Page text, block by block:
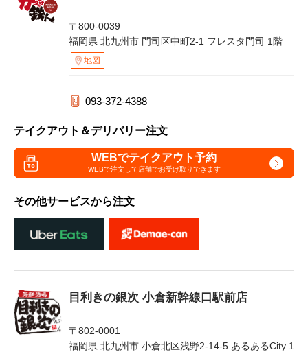
〒800-0039
福岡県 北九州市 門司区中町2-1 フレスタ門司 1階
地図
093-372-4388
テイクアウト＆デリバリー注文
WEBでテイクアウト予約
WEBで注文して店舗でお受け取りできます
その他サービスから注文
目利きの銀次 小倉新幹線口駅前店
〒802-0001
福岡県 北九州市 小倉北区浅野2-14-5 あるあるCity 1